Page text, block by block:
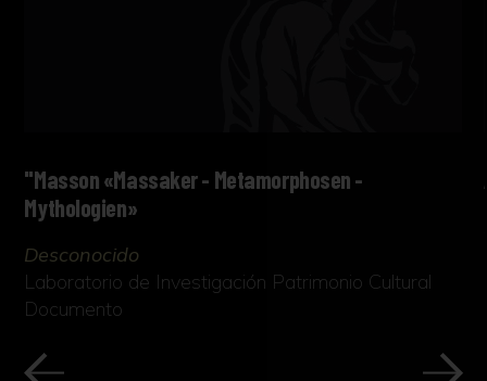
"Masson «Massaker - Metamorphosen -
Mythologien»
Desconocido
Laboratorio de Investigación Patrimonio Cultural
Documento